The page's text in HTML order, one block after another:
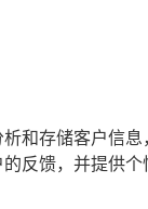
和存储客户信息
反馈，并提供个